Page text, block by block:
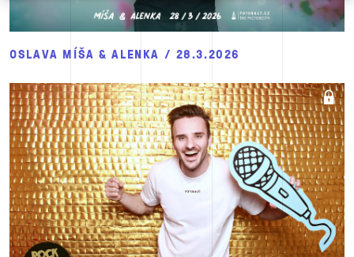
OSLAVA MÍŠA & ALENKA / 28.3.2026